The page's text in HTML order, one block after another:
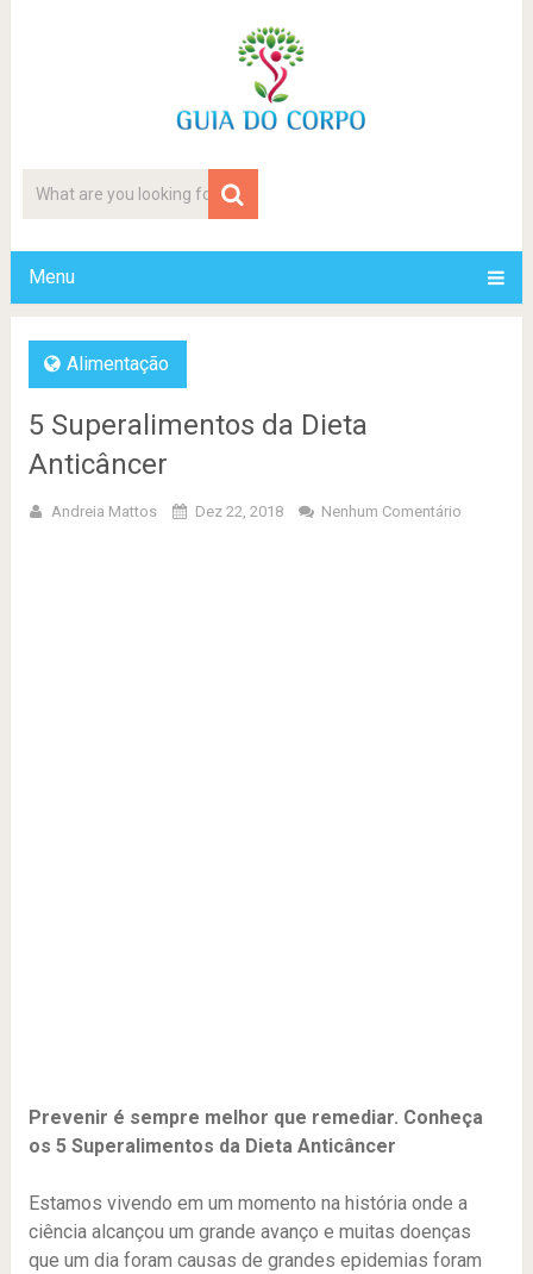
Menu
Alimentação
5 Superalimentos da Dieta
Anticâncer
Andreia Mattos Dez 22, 2018 Nenhum Comentário
Prevenir é sempre melhor que remediar. Conheça
os 5 Superalimentos da Dieta Anticâncer
Estamos vivendo em um momento na história onde a
ciência alcançou um grande avanço e muitas doenças
que um dia foram causas de grandes epidemias foram